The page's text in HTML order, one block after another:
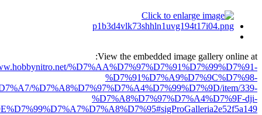
View the embedded image gallery online at:
%D7%AA%D7%97%D7%91%D7%99%D7%91-
%D7%91%D7%A9%D7%9C%D7%98-
%D7%A8%D7%97%D7%A4%D7%99%D7%9D/item/339-
%D7%A8%D7%97%D7%A4%D7%9F-dji-